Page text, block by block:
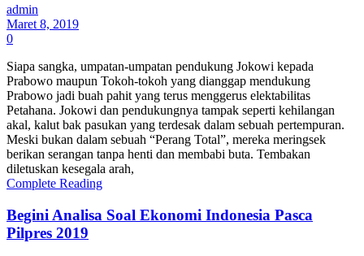
admin
Maret 8, 2019
0
Siapa sangka, umpatan-umpatan pendukung Jokowi kepada
Prabowo maupun Tokoh-tokoh yang dianggap mendukung
Prabowo jadi buah pahit yang terus menggerus elektabilitas
Petahana. Jokowi dan pendukungnya tampak seperti kehilangan
akal, kalut bak pasukan yang terdesak dalam sebuah pertempuran.
Meski bukan dalam sebuah “Perang Total”, mereka meringsek
berikan serangan tanpa henti dan membabi buta. Tembakan
diletuskan kesegala arah,
Complete Reading
Begini Analisa Soal Ekonomi Indonesia Pasca
Pilpres 2019